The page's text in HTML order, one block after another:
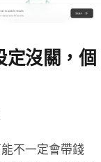
定沒關，個
不一定會帶錢